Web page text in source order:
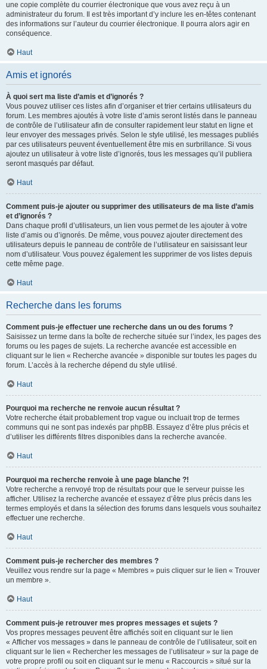
une copie complète du courrier électronique que vous avez reçu à un
administrateur du forum. Il est très important d’y inclure les en-têtes contenant
des informations sur l’auteur du courrier électronique. Il pourra alors agir en
conséquence.
Haut
Amis et ignorés
À quoi sert ma liste d’amis et d’ignorés ?
Vous pouvez utiliser ces listes afin d’organiser et trier certains utilisateurs du
forum. Les membres ajoutés à votre liste d’amis seront listés dans le panneau
de contrôle de l’utilisateur afin de consulter rapidement leur statut en ligne et
leur envoyer des messages privés. Selon le style utilisé, les messages publiés
par ces utilisateurs peuvent éventuellement être mis en surbrillance. Si vous
ajoutez un utilisateur à votre liste d’ignorés, tous les messages qu’il publiera
seront masqués par défaut.
Haut
Comment puis-je ajouter ou supprimer des utilisateurs de ma liste d’amis
et d’ignorés ?
Dans chaque profil d’utilisateurs, un lien vous permet de les ajouter à votre
liste d’amis ou d’ignorés. De même, vous pouvez ajouter directement des
utilisateurs depuis le panneau de contrôle de l’utilisateur en saisissant leur
nom d’utilisateur. Vous pouvez également les supprimer de vos listes depuis
cette même page.
Haut
Recherche dans les forums
Comment puis-je effectuer une recherche dans un ou des forums ?
Saisissez un terme dans la boîte de recherche située sur l’index, les pages des
forums ou les pages de sujets. La recherche avancée est accessible en
cliquant sur le lien « Recherche avancée » disponible sur toutes les pages du
forum. L’accès à la recherche dépend du style utilisé.
Haut
Pourquoi ma recherche ne renvoie aucun résultat ?
Votre recherche était probablement trop vague ou incluait trop de termes
communs qui ne sont pas indexés par phpBB. Essayez d’être plus précis et
d’utiliser les différents filtres disponibles dans la recherche avancée.
Haut
Pourquoi ma recherche renvoie à une page blanche ?!
Votre recherche a renvoyé trop de résultats pour que le serveur puisse les
afficher. Utilisez la recherche avancée et essayez d’être plus précis dans les
termes employés et dans la sélection des forums dans lesquels vous souhaitez
effectuer une recherche.
Haut
Comment puis-je rechercher des membres ?
Veuillez vous rendre sur la page « Membres » puis cliquer sur le lien « Trouver
un membre ».
Haut
Comment puis-je retrouver mes propres messages et sujets ?
Vos propres messages peuvent être affichés soit en cliquant sur le lien
« Afficher vos messages » dans le panneau de contrôle de l’utilisateur, soit en
cliquant sur le lien « Rechercher les messages de l’utilisateur » sur la page de
votre propre profil ou soit en cliquant sur le menu « Raccourcis » situé sur la